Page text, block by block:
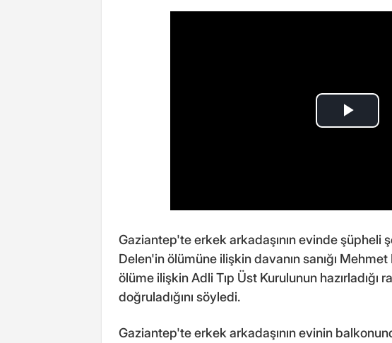
Gaziantep'te erkek arkadaşının evinde şüpheli
Delen'in ölümüne ilişkin davanın sanığı
ölüme ilişkin Adli Tıp Üst Kurulunun hazırladığı
doğruladığını söyledi.
Gaziantep'te erkek arkadaşının evinin